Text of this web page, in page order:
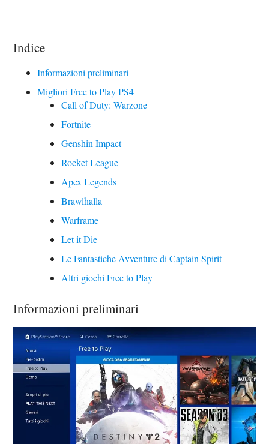
Indice
Informazioni preliminari
Migliori Free to Play PS4
Call of Duty: Warzone
Fortnite
Genshin Impact
Rocket League
Apex Legends
Brawlhalla
Warframe
Let it Die
Le Fantastiche Avventure di Captain Spirit
Altri giochi Free to Play
Informazioni preliminari